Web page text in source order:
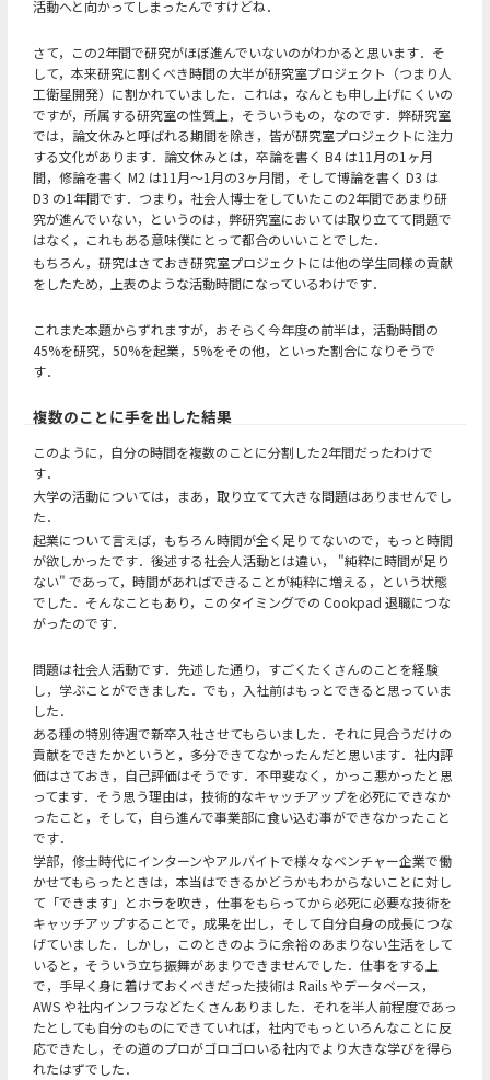
活動へと向かってしまったんですけどね．
さて，この2年間で研究がほぼ進んでいないのがわかると思います．そ
して，本来研究に割くべき時間の大半が研究室プロジェクト（つまり人
工衛星開発）に割かれていました．これは，なんとも申し上げにくいの
ですが，所属する研究室の性質上，そういうもの，なのです．弊研究室
では，論文休みと呼ばれる期間を除き，皆が研究室プロジェクトに注力
する文化があります．論文休みとは，卒論を書く B4 は11月の1ヶ月
間，修論を書く M2 は11月～1月の3ヶ月間，そして博論を書く D3 は
D3 の1年間です．つまり，社会人博士をしていたこの2年間であまり研
究が進んでいない，というのは，弊研究室においては取り立てて問題で
はなく，これもある意味僕にとって都合のいいことでした．
もちろん，研究はさておき研究室プロジェクトには他の学生同様の貢献
をしたため，上表のような活動時間になっているわけです．
これまた本題からずれますが，おそらく今年度の前半は，活動時間の
45%を研究，50%を起業，5%をその他，といった割合になりそうで
す．
複数のことに手を出した結果
このように，自分の時間を複数のことに分割した2年間だったわけで
す．
大学の活動については，まあ，取り立てて大きな問題はありませんでし
た．
起業について言えば，もちろん時間が全く足りてないので，もっと時間
が欲しかったです．後述する社会人活動とは違い， "純粋に時間が足り
ない" であって，時間があればできることが純粋に増える，という状態
でした．そんなこともあり，このタイミングでの Cookpad 退職につな
がったのです．
問題は社会人活動です．先述した通り，すごくたくさんのことを経験
し，学ぶことができました．でも，入社前はもっとできると思っていま
した．
ある種の特別待遇で新卒入社させてもらいました．それに見合うだけの
貢献をできたかというと，多分できてなかったんだと思います．社内評
価はさておき，自己評価はそうです．不甲斐なく，かっこ悪かったと思
ってます．そう思う理由は，技術的なキャッチアップを必死にできなか
ったこと，そして，自ら進んで事業部に食い込む事ができなかったこと
です．
学部，修士時代にインターンやアルバイトで様々なベンチャー企業で働
かせてもらったときは，本当はできるかどうかもわからないことに対し
て「できます」とホラを吹き，仕事をもらってから必死に必要な技術を
キャッチアップすることで，成果を出し，そして自分自身の成長につな
げていました．しかし，このときのように余裕のあまりない生活をして
いると，そういう立ち振舞があまりできませんでした．仕事をする上
で，手早く身に着けておくべきだった技術は Rails やデータベース，
AWS や社内インフラなどたくさんありました．それを半人前程度であっ
たとしても自分のものにできていれば，社内でもっといろんなことに反
応できたし，その道のプロがゴロゴロいる社内でより大きな学びを得ら
れたはずでした．